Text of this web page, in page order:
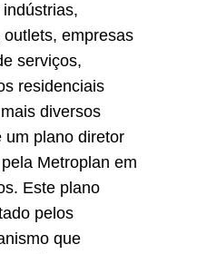
empresas
serviços,
residenciais
diversos
um plano diretor
Metroplan em
Este plano
pelos
que